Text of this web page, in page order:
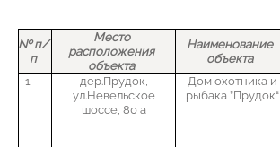
№ п/
п
Место
расположения
объекта
Наименование
объекта
1
дер.Прудок,
ул.Невельское
шоссе, 80 а
Дом охотника и
рыбака ”Прудок“